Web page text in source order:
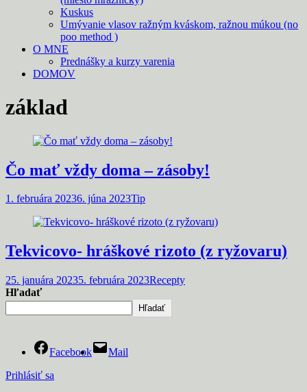
Kuskus
Umývanie vlasov ražným kváskom, ražnou múkou (no
poo method )
O MNE
Prednášky a kurzy varenia
DOMOV
základ
Čo mať vždy doma – zásoby!
1. februára 20236. júna 2023Tip
Tekvicovo- hráškové rizoto (z ryžovaru)
25. januára 20235. februára 2023Recepty
Hľadať
Hľadať
Facebook
Mail
Prihlásiť sa